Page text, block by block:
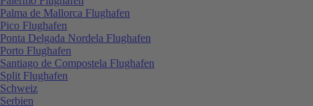
Palma de Mallorca Flughafen
Pico Flughafen
Ponta Delgada Nordela Flughafen
Porto Flughafen
Santiago de Compostela Flughafen
Split Flughafen
Schweiz
Serbien